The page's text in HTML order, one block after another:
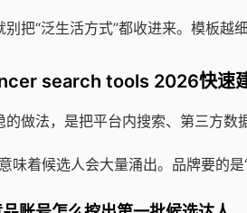
把“泛生活方式”都收进来。模板越
search tools 2026快速
做法，是把平台内搜索、第三方数
味着候选人会大量涌出。品牌要的